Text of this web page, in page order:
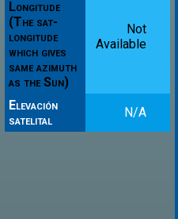
Longitude
(The sat-
longitude
which gives
same azimuth
as the Sun)
Not
Available
Elevación
satelital
N/A